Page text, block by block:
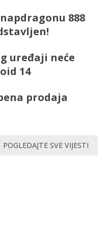
888
uređaji neće
14
prodaja
POGLEDAJTE SVE VIJESTI